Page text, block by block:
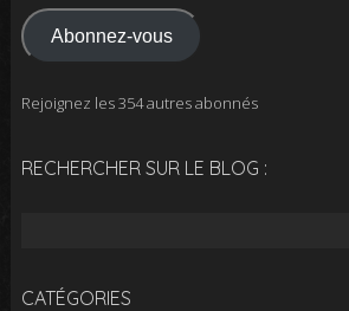
mail
Abonnez-vous
Rejoignez les 354 autres abonnés
RECHERCHER SUR LE BLOG :
CATÉGORIES